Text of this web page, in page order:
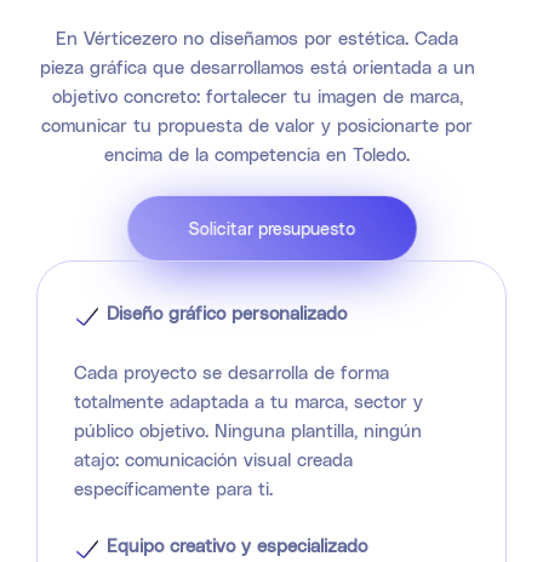
En Vérticezero no diseñamos por estética. Cada
pieza gráfica que desarrollamos está orientada a un
objetivo concreto: fortalecer tu imagen de marca,
comunicar tu propuesta de valor y posicionarte por
encima de la competencia en Toledo.
Solicitar presupuesto
Diseño gráfico personalizado
Cada proyecto se desarrolla de forma
totalmente adaptada a tu marca, sector y
público objetivo. Ninguna plantilla, ningún
atajo: comunicación visual creada
específicamente para ti.
Equipo creativo y especializado